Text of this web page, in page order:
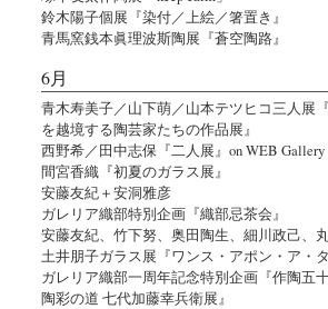
鈴木陽子個展『染付／上絵／箸置き』
青馬窯銭本眞理波斯陶展『蒼空陶路』
6月
青木寿美子／山下萌／山本テツヒコ三人展
を越境する陶芸家たちの作品展』
西野希／田中志保『二人展』on WEB Gallery
間宮香織『初夏のガラス展』
安藤友紀＋安洞雅彦
ガレリア織部特別企画『織部忌茶会』
安藤友紀、竹下努、奥田陶生、細川政己、
土井朋子ガラス展『ワンス・アポン・ア・タ
ガレリア織部一周年記念特別企画『作陶五
陶彩の道 七代加藤幸兵衛展』